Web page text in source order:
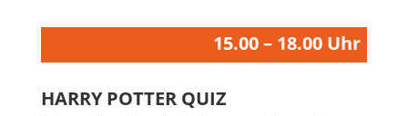
15.00 – 18.00 Uhr
HARRY POTTER QUIZ